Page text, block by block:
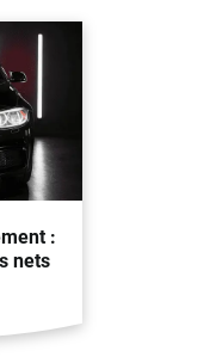
:
nets